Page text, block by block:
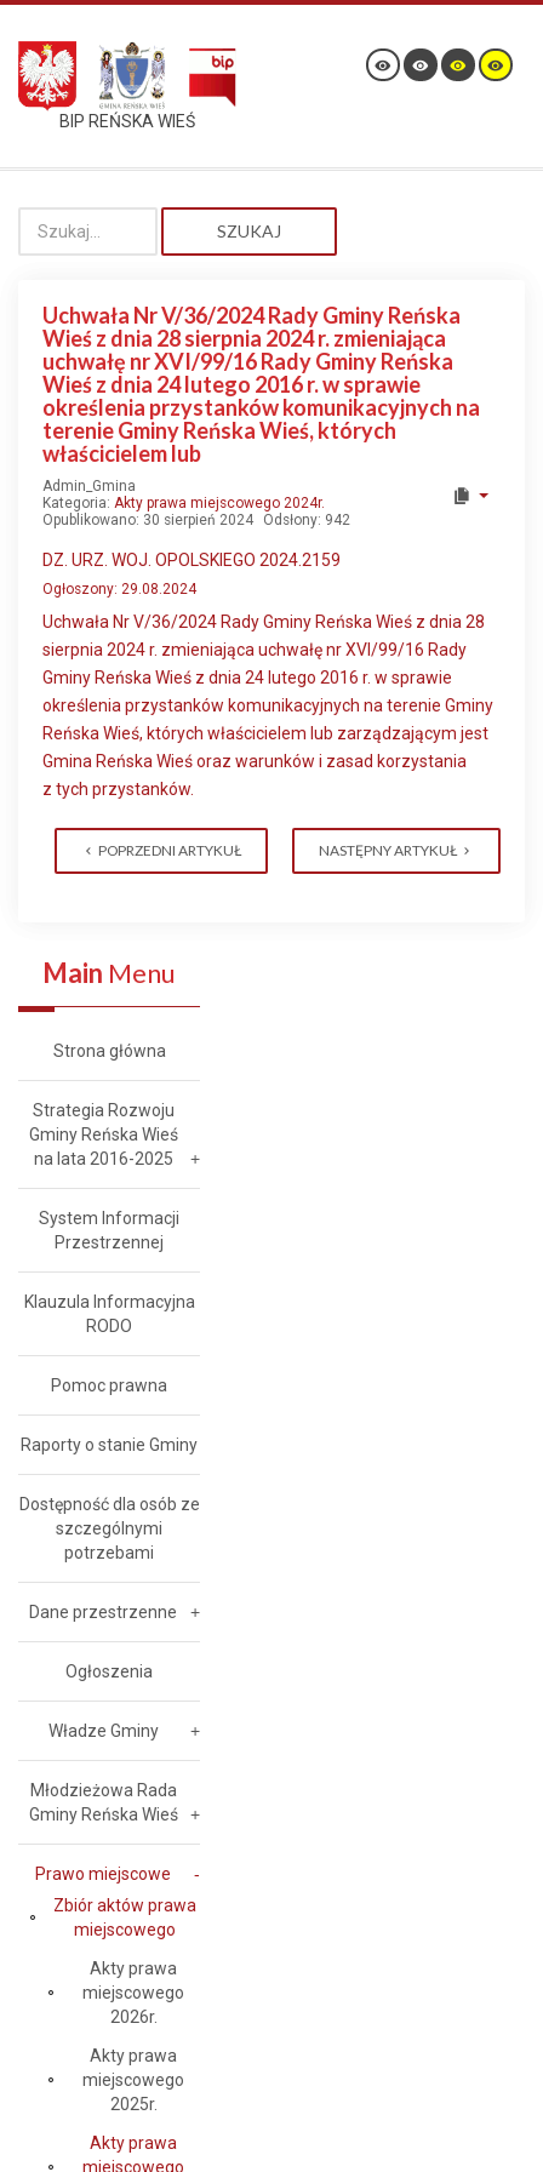
BIP REŃSKA WIEŚ
SZUKAJ
Uchwała Nr V/36/2024 Rady Gminy Reńska
Wieś z dnia 28 sierpnia 2024 r. zmieniająca
uchwałę nr XVI/99/16 Rady Gminy Reńska
Wieś z dnia 24 lutego 2016 r. w sprawie
określenia przystanków komunikacyjnych na
terenie Gminy Reńska Wieś, których
właścicielem lub
Admin_Gmina
Kategoria: Akty prawa miejscowego 2024r.
Opublikowano: 30 sierpień 2024
Odsłony: 942
DZ. URZ. WOJ. OPOLSKIEGO 2024.2159
Ogłoszony: 29.08.2024
Uchwała Nr V/36/2024 Rady Gminy Reńska Wieś z dnia 28
sierpnia 2024 r. zmieniająca uchwałę nr XVI/99/16 Rady
Gminy Reńska Wieś z dnia 24 lutego 2016 r. w sprawie
określenia przystanków komunikacyjnych na terenie Gminy
Reńska Wieś, których właścicielem lub zarządzającym jest
Gmina Reńska Wieś oraz warunków i zasad korzystania
z tych przystanków.
POPRZEDNI ARTYKUŁ NASTĘPNY ARTYKUŁ
Main Menu
Strona główna
Strategia Rozwoju
Gminy Reńska Wieś
na lata 2016-2025
System Informacji
Przestrzennej
Klauzula Informacyjna
RODO
Pomoc prawna
Raporty o stanie Gminy
Dostępność dla osób ze
szczególnymi
potrzebami
Dane przestrzenne
Ogłoszenia
Władze Gminy
Młodzieżowa Rada
Gminy Reńska Wieś
Prawo miejscowe
Zbiór aktów prawa
miejscowego
Akty prawa
miejscowego
2026r.
Akty prawa
miejscowego
2025r.
Akty prawa
miejscowego